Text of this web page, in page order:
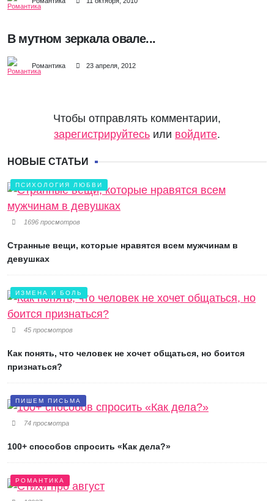
В мутном зеркала овале...
Романтика 23 апреля, 2012
Чтобы отправлять комментарии,
зарегистрируйтесь или войдите.
НОВЫЕ СТАТЬИ
ПСИХОЛОГИЯ ЛЮБВИ
1696 просмотров
Странные вещи, которые нравятся всем мужчинам в
девушках
ИЗМЕНА И БОЛЬ
45 просмотров
Как понять, что человек не хочет общаться, но боится
признаться?
ПИШЕМ ПИСЬМА
74 просмотра
100+ способов спросить «Как дела?»
РОМАНТИКА